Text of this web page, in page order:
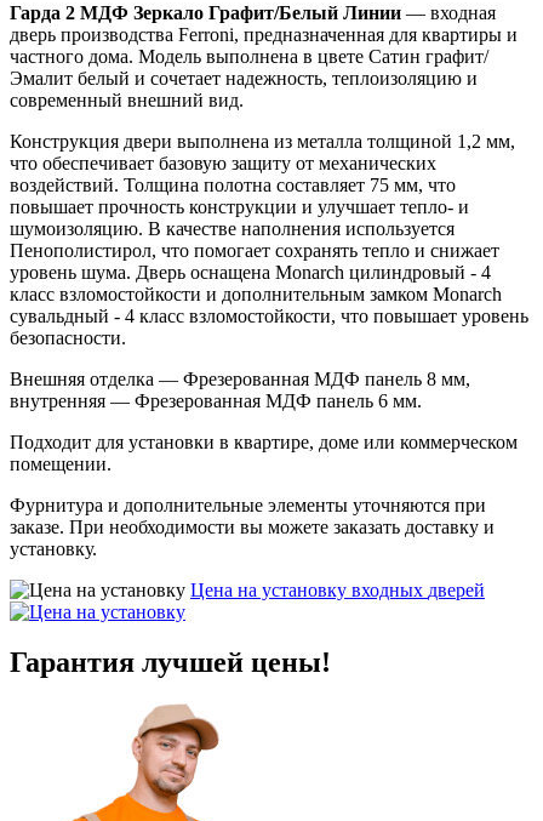
Гарда 2 МДФ Зеркало Графит/Белый Линии — входная
дверь производства Ferroni, предназначенная для квартиры и
частного дома. Модель выполнена в цвете Сатин графит/
Эмалит белый и сочетает надежность, теплоизоляцию и
современный внешний вид.
Конструкция двери выполнена из металла толщиной 1,2 мм,
что обеспечивает базовую защиту от механических
воздействий. Толщина полотна составляет 75 мм, что
повышает прочность конструкции и улучшает тепло- и
шумоизоляцию. В качестве наполнения используется
Пенополистирол, что помогает сохранять тепло и снижает
уровень шума. Дверь оснащена Monarch цилиндровый - 4
класс взломостойкости и дополнительным замком Monarch
сувальдный - 4 класс взломостойкости, что повышает уровень
безопасности.
Внешняя отделка — Фрезерованная МДФ панель 8 мм,
внутренняя — Фрезерованная МДФ панель 6 мм.
Подходит для установки в квартире, доме или коммерческом
помещении.
Фурнитура и дополнительные элементы уточняются при
заказе. При необходимости вы можете заказать доставку и
установку.
Цена на установку входных дверей
Гарантия лучшей цены!